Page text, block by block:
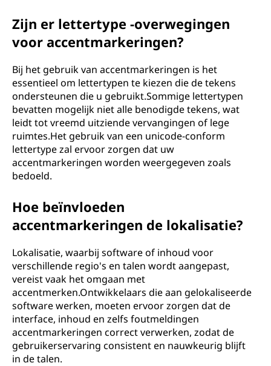
Zijn er lettertype -overwegingen
voor accentmarkeringen?
Bij het gebruik van accentmarkeringen is het
essentieel om lettertypen te kiezen die de tekens
ondersteunen die u gebruikt.Sommige lettertypen
bevatten mogelijk niet alle benodigde tekens, wat
leidt tot vreemd uitziende vervangingen of lege
ruimtes.Het gebruik van een unicode-conform
lettertype zal ervoor zorgen dat uw
accentmarkeringen worden weergegeven zoals
bedoeld.
Hoe beïnvloeden
accentmarkeringen de lokalisatie?
Lokalisatie, waarbij software of inhoud voor
verschillende regio's en talen wordt aangepast,
vereist vaak het omgaan met
accentmerken.Ontwikkelaars die aan gelokaliseerde
software werken, moeten ervoor zorgen dat de
interface, inhoud en zelfs foutmeldingen
accentmarkeringen correct verwerken, zodat de
gebruikerservaring consistent en nauwkeurig blijft
in de talen.